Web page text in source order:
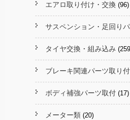
エアロ取り付け・交換 (96)
サスペンション・足回り
タイヤ交換・組み込み
ブレーキ関連パーツ取り
ボディ補強パーツ取付 (17)
メーター類 (20)